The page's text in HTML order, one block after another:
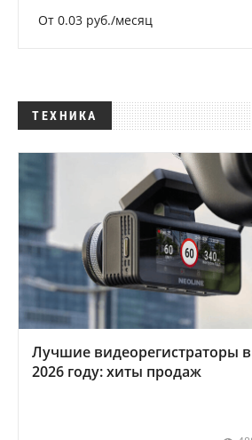
От 0.03 руб./месяц
ТЕХНИКА
Лучшие видеорегистраторы в
2026 году: хиты продаж